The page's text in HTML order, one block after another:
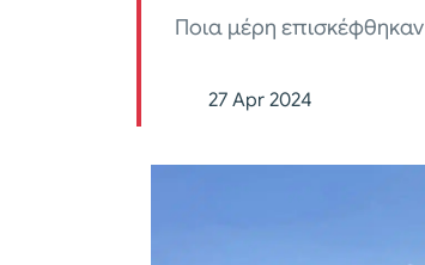
Ποια μέρη επισκέφθηκαν
27 Apr 2024